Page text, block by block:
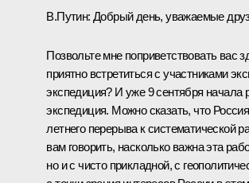
В.Путин: Добрый день, уважаемые
Позвольте мне поприветствовать вас
приятно встретиться с участниками
экспедиция? И уже 9 сентября начала
экспедиция. Можно сказать, что
летнего перерыва к систематической
вам говорить, насколько важна эта
но и с чисто прикладной, с